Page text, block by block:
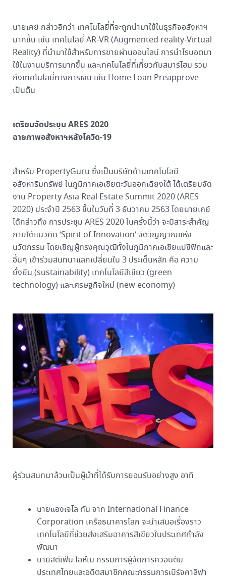
นายเคย์ กล่าวอีกว่า เทคโนโลยี่ที่จะถูกนำมาใช้ในธุรกิจอสังหาฯ
มากขึ้น เช่น เทคโนโลยี่ AR-VR (Augmented reality-Virtual
Reality) ที่นำมาใช้สำหรับการขายผ่านออนไลน์ การนำโรบอตมา
ใช้ในงานบริการมากขึ้น และเทคโนโลยี่ที่เกี่ยวกับสมาร์โฮม รวม
ถึงเทคโนโลยี่ทางการเงิน เช่น Home Loan Preapprove
เป็นต้น
เตรียมจัดประชุม ARES 2020
ฉายภาพอสังหาฯหลังโควิด-19
สำหรับ PropertyGuru ซึ่งเป็นบริษัทด้านเทคโนโลยี
อสังหาริมทรัพย์ ในภูมิภาคเอเชียตะวันออกเฉียงใต้ ได้เตรียมจัด
งาน Property Asia Real Estate Summit 2020 (ARES
2020) ประจำปี 2563 ขึ้นในวันที่ 3 ธันวาคม 2563 โดยนายเคย์
ได้กล่าวถึง การประชุม ARES 2020 ในครั้งนี้ว่า จะมีสาระสำคัญ
ภายใต้แนวคิด ‘Spirit of Innovation’ จิตวิญญาณแห่ง
นวัตกรรม โดยเชิญผู้ทรงคุณวุฒิทั้งในภูมิภาคเอเชียแปซิฟิกและ
อื่นๆ เข้าร่วมสนทนาแลกเปลี่ยนใน 3 ประเด็นหลัก คือ ความ
ยั่งยืน (sustainability) เทคโนโลยีสีเขียว (green
technology) และเศรษฐกิจใหม่ (new economy)
ผู้ร่วมสนทนาล้วนเป็นผู้นำที่ได้รับการยอมรับอย่างสูง อาทิ
นายแองเจโล ทัน จาก International Finance
Corporation เครือธนาคารโลก จะนำเสนอเรื่องราว
เทคโนโลยีที่ช่วยส่งเสริมอาคารสีเขียวในประเทศกำลัง
พัฒนา
นายสตีเฟ่น โอห์เม กรรมการผู้จัดการควอนตัม
ประเทศไทยและอดีตสมาชิกคณะกรรมการเบิร์จคาลิฟา